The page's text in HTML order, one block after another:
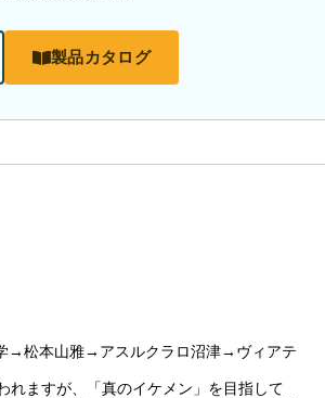
製品カタログ
→松本山雅→アスルクラロ沼津→ヴィアテ
れますが、「真のイケメン」を目指して